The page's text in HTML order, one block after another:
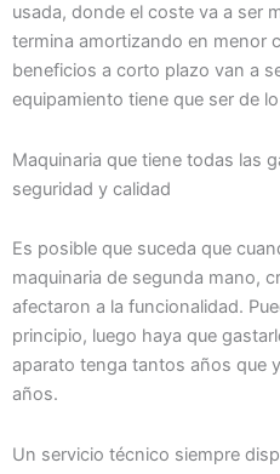
usada, donde el coste va a ser
termina amortizando en menor
beneficios a corto plazo van a
equipamiento tiene que ser de
Maquinaria que tiene todas las
seguridad y calidad
Es posible que suceda que
maquinaria de segunda mano,
afectaron a la funcionalidad.
principio, luego haya que
aparato tenga tantos años que
años.
Un servicio técnico siempre